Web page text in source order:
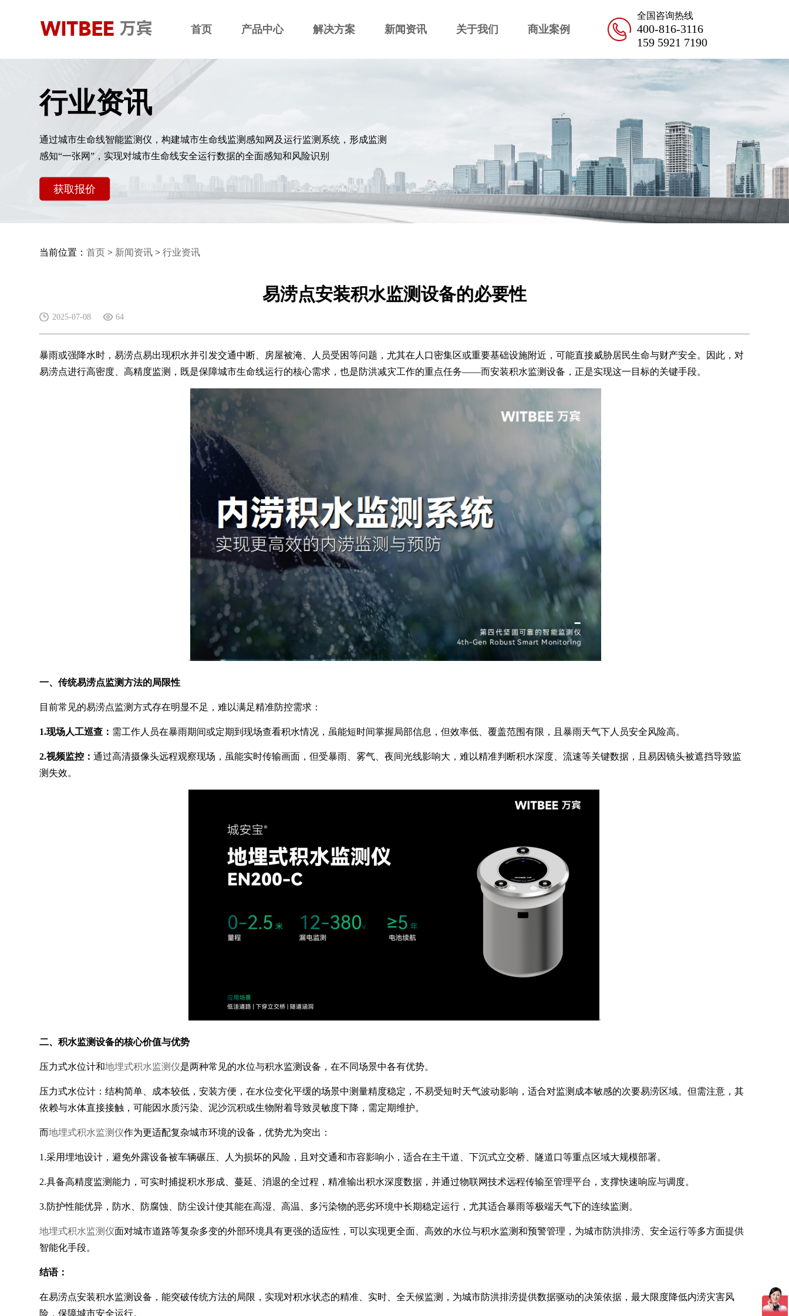
首页 产品中心 解决方案 新闻资讯 关于我们 商业案例
全国咨询热线
400-816-3116
159 5921 7190
行业资讯
通过城市生命线智能监测仪，构建城市生命线监测感知网及运行监测系统，形成监测
感知“一张网”，实现对城市生命线安全运行数据的全面感知和风险识别
获取报价
当前位置：首页 > 新闻资讯 >行业资讯
易涝点安装积水监测设备的必要性
2025-07-08 64
暴雨或强降水时，易涝点易出现积水并引发交通中断、房屋被淹、人员受困等问题，尤其在人口密集区或重要基础设施附近，可能直接威胁居民生命与财产安全。因此，对
易涝点进行高密度、高精度监测，既是保障城市生命线运行的核心需求，也是防洪减灾工作的重点任务——而安装积水监测设备，正是实现这一目标的关键手段。
一、传统易涝点监测方法的局限性
目前常见的易涝点监测方式存在明显不足，难以满足精准防控需求：
1.现场人工巡查： 需工作人员在暴雨期间或定期到现场查看积水情况，虽能短时间掌握局部信息，但效率低、覆盖范围有限，且暴雨天气下人员安全风险高。
2.视频监控：通过高清摄像头远程观察现场，虽能实时传输画面，但受暴雨、雾气、夜间光线影响大，难以精准判断积水深度、流速等关键数据，且易因镜头被遮挡导致监
测失效。
二、积水监测设备的核心价值与优势
压力式水位计和地埋式积水监测仪是两种常见的水位与积水监测设备，在不同场景中各有优势。
压力式水位计：结构简单、成本较低，安装方便，在水位变化平缓的场景中测量精度稳定，不易受短时天气波动影响，适合对监测成本敏感的次要易涝区域。但需注意，其
依赖与水体直接接触，可能因水质污染、泥沙沉积或生物附着导致灵敏度下降，需定期维护。
而地埋式积水监测仪作为更适配复杂城市环境的设备，优势尤为突出：
1.采用埋地设计，避免外露设备被车辆碾压、人为损坏的风险，且对交通和市容影响小，适合在主干道、下沉式立交桥、隧道口等重点区域大规模部署。
2.具备高精度监测能力，可实时捕捉积水形成、蔓延、消退的全过程，精准输出积水深度数据，并通过物联网技术远程传输至管理平台，支撑快速响应与调度。
3.防护性能优异，防水、防腐蚀、防尘设计使其能在高湿、高温、多污染物的恶劣环境中长期稳定运行，尤其适合暴雨等极端天气下的连续监测。
地埋式积水监测仪面对城市道路等复杂多变的外部环境具有更强的适应性，可以实现更全面、高效的水位与积水监测和预警管理，为城市防洪排涝、安全运行等多方面提供
智能化手段。
结语：
在易涝点安装积水监测设备，能突破传统方法的局限，实现对积水状态的精准、实时、全天候监测，为城市防洪排涝提供数据驱动的决策依据，最大限度降低内涝灾害风
险，保障城市安全运行。